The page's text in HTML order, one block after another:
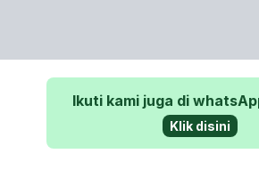
Ikuti kami juga di
Klik disini